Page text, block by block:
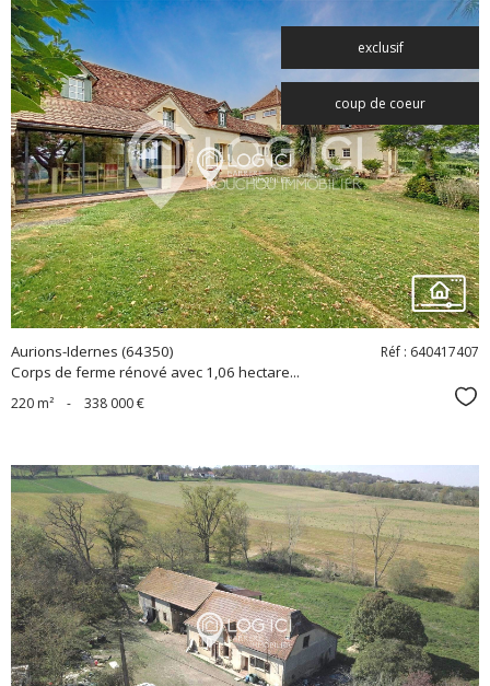
exclusif
coup de coeur
voir le
bien
Aurions-Idernes (64350)
Corps de ferme rénové avec 1,06 hectare...
Réf : 640417407
220 m² - 338 000 €
voir le
bien